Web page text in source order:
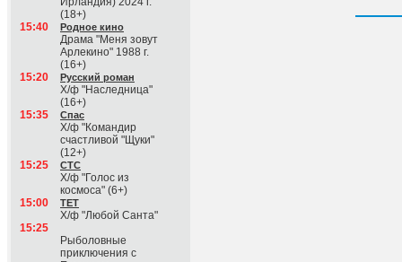
(18+)
15:40
Родное кино
Драма "Меня зовут
Арлекино" 1988 г.
(16+)
15:20
Русский роман
Х/ф "Наследница"
(16+)
15:35
Спас
Х/ф "Командир
счастливой "Щуки"
(12+)
15:25
СТС
Х/ф "Голос из
космоса" (6+)
15:00
ТЕТ
Х/ф "Любой Санта"
15:25
Рыболовные
приключения с